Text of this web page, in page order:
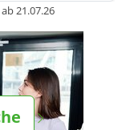
21.07.26